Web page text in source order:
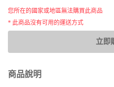
您所在的國家或地區無法購買此商品
* 此商品沒有可用的運送方式
立即
商品說明